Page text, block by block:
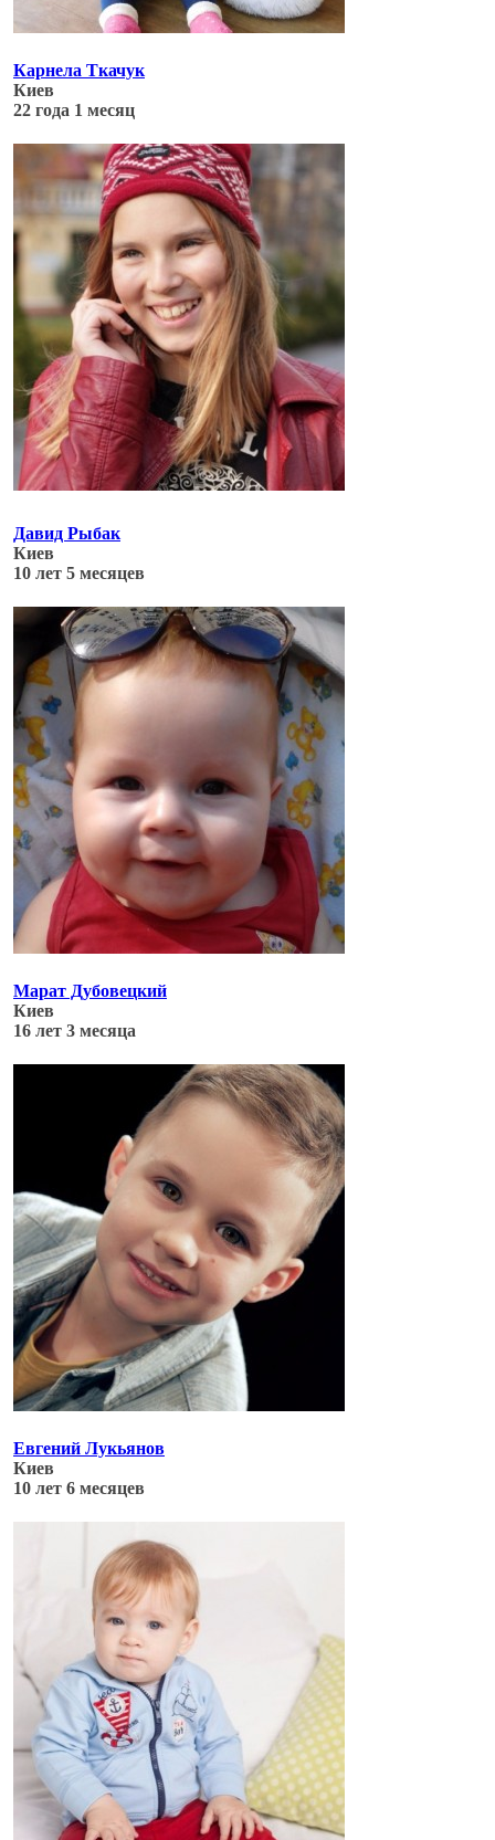
Обновлено: 04.07.17
Карнела Ткачук
Киев
22 года 1 месяц
Обновлено: 04.07.17
Давид Рыбак
Киев
10 лет 5 месяцев
Марат Дубовецкий
Киев
16 лет 3 месяца
Обновлено: 04.07.17
Евгений Лукьянов
Киев
10 лет 6 месяцев